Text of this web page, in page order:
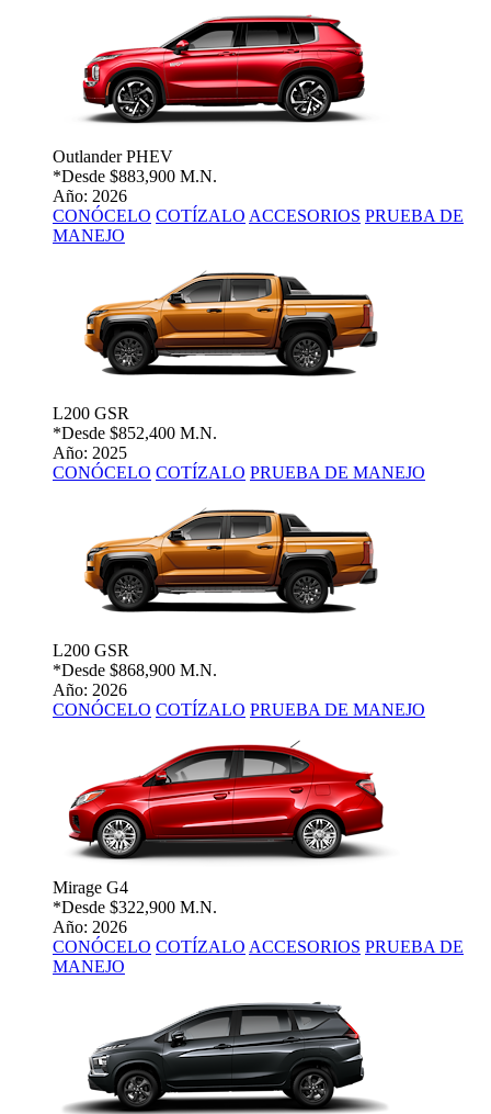
Outlander PHEV
*Desde $883,900 M.N.
Año: 2026
CONÓCELO COTÍZALO ACCESORIOS PRUEBA DE
MANEJO
L200 GSR
*Desde $852,400 M.N.
Año: 2025
CONÓCELO COTÍZALO PRUEBA DE MANEJO
L200 GSR
*Desde $868,900 M.N.
Año: 2026
CONÓCELO COTÍZALO PRUEBA DE MANEJO
Mirage G4
*Desde $322,900 M.N.
Año: 2026
CONÓCELO COTÍZALO ACCESORIOS PRUEBA DE
MANEJO